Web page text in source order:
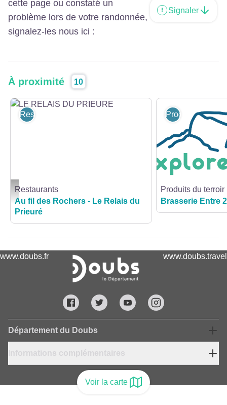
Voir la carte
cette page ou constaté un
problème lors de votre randonnée,
signalez-les nous ici :
Signaler
À proximité 10
LE RELAIS DU PRIEURE - LE RELAIS DU PRIEURE
Restaurants
Restaurants
Au fil des Rochers - Le Relais du
Prieuré
Produits du
Produits du terroir
Brasserie Entre
www.doubs.fr www.doubs.travel
Département du Doubs
Informations complémentaires